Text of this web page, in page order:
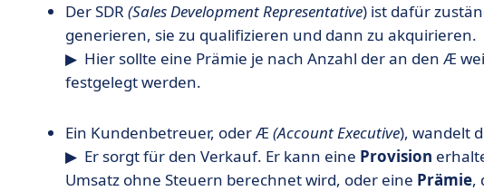
Der SDR (Sales Development Representative) ist dafür
generieren, sie zu qualifizieren und dann zu akquirieren.
▶ ️ Hier sollte eine Prämie je nach Anzahl der an den Æ
festgelegt werden.
Ein Kundenbetreuer, oder Æ (Account Executive), wandelt
▶ ️ Er sorgt für den Verkauf. Er kann eine Provision
Umsatz ohne Steuern berechnet wird, oder eine Prämie,